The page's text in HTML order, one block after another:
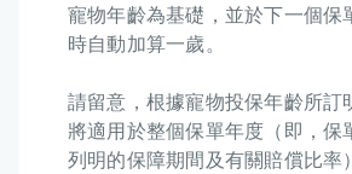
寵物年齡為基礎，並於下一個保
時自動加算一歲。
請留意，根據寵物投保年齡所訂
將適用於整個保單年度（即，保
列明的保障期間及有關賠償比率